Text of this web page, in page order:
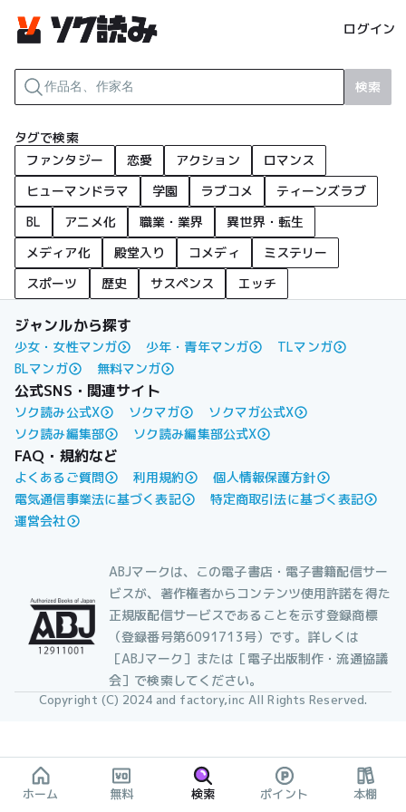
ログイン
検索
タグで検索
ファンタジー
恋愛 アクション
ロマンス
ヒューマンドラマ
学園 ラブコメ
ティーンズラブ
BL
アニメ化 職業・業界
異世界・転生
メディア化
殿堂入り コメディ
ミステリー
スポーツ
歴史 サスペンス エッチ
ジャンルから探す
少女・女性マンガ 少年・青年マンガ
TLマンガ
BLマンガ
無料マンガ
公式SNS・関連サイト
ソク読み公式X ソクマガ
ソクマガ公式X
ソク読み編集部
ソク読み編集部公式X
FAQ・規約など
よくあるご質問 利用規約
個人情報保護方針
電気通信事業法に基づく表記
特定商取引法に基づく表記
運営会社
ABJマークは、この電子書店・電子書籍配信サー
ビスが、著作権者からコンテンツ使用許諾を得た
正規版配信サービスであることを示す登録商標
（登録番号第6091713号）です。詳しくは
［ABJマーク］または［電子出版制作・流通協議
会］で検索してください。
Copyright (C) 2024 and factory,inc All Rights Reserved.
ホーム 無料 検索 ポイント 本棚